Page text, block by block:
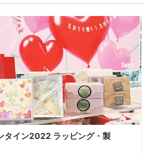
タイン2022 ラッピング・製